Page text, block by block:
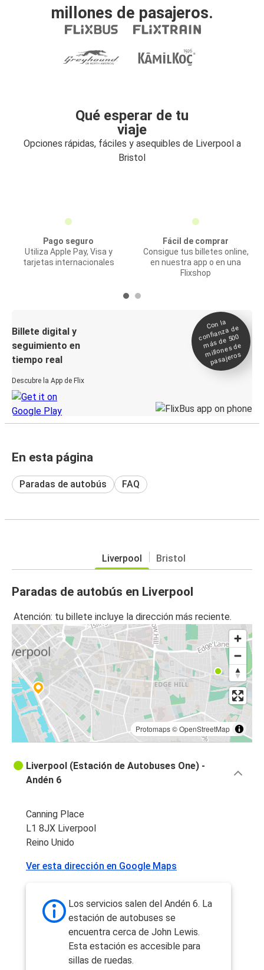
millones de pasajeros.
Qué esperar de tu
viaje
Opciones rápidas, fáciles y asequibles de Liverpool a
Bristol
Pago seguro
Utiliza Apple Pay, Visa y
tarjetas internacionales
Fácil de comprar
Consigue tus billetes online,
en nuestra app o en una
Flixshop
Billete digital y
seguimiento en
tiempo real
Descubre la App de Flix
Con la
confianza de
más de 500
millones de
pasajeros
En esta página
Paradas de autobús FAQ
Liverpool Bristol
Paradas de autobús en Liverpool
Atención: tu billete incluye la dirección más reciente.
Protomaps©OpenStreetMap
Liverpool (Estación de Autobuses One) -
Andén 6
Canning Place
L1 8JX Liverpool
Reino Unido
Ver esta dirección en Google Maps
Los servicios salen del Andén 6. La
estación de autobuses se
encuentra cerca de John Lewis.
Esta estación es accesible para
sillas de ruedas.